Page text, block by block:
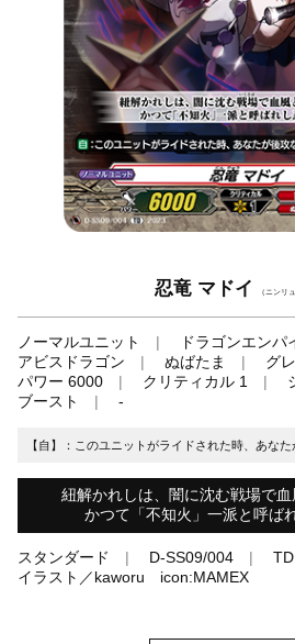
忍竜 マドイ （ニンリ
ノーマルユニット
ドラゴンエンパ
アビスドラゴン
ぬばたま
グ
パワー 6000
クリティカル 1
ブースト
-
【自】：このユニットがライドされた時、あなた
紐解かれしは、闇に沈む戦場で血
かつて「不知火」一派と呼ば
スタンダード D-SS09/004
TD
イラスト／kaworu icon:MAMEX